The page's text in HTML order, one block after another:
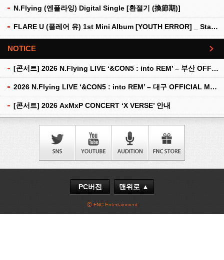
N.Flying (엔플라잉) Digital Single [환절기 (換節期)]
FLARE U (플레어 유) 1st Mini Album [YOUTH ERROR] _ Stationery Kit Ver.
NOTICE
[콘서트] 2026 N.Flying LIVE ‘&CON5 : into REM’ – 부산 OFFICIAL MD 현장 판매 안내
2026 N.Flying LIVE ‘&CON5 : into REM’ – 대구 OFFICIAL MD 현장 판매 안내
[콘서트] 2026 AxMxP CONCERT ‘X VERSE’ 안내
더보기
PC버전 맨위로 ▲
ⓒ FNC Entertainment